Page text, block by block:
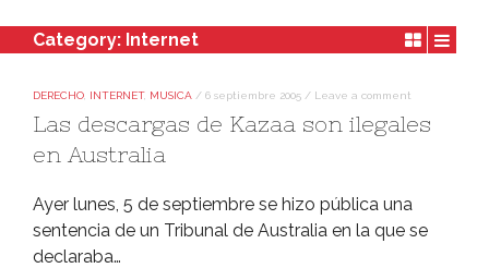
Category: Internet
DERECHO INTERNET, MUSICA / 6 septiembre 2005 / Leave a comment
Las descargas de Kazaa son ilegales
en Australia
Ayer lunes, 5 de septiembre se hizo pública una
sentencia de un Tribunal de Australia en la que se
declaraba…